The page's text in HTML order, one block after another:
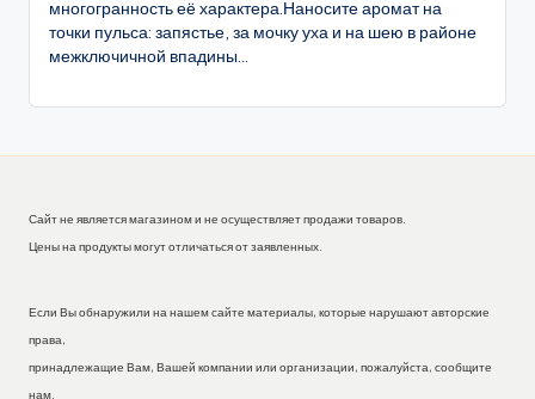
многогранность её характера.Наносите аромат на
точки пульса: запястье, за мочку уха и на шею в районе
межключичной впадины...
Сайт не является магазином и не осуществляет продажи товаров.
Цены на продукты могут отличаться от заявленных.
Если Вы обнаружили на нашем сайте материалы, которые нарушают авторские
права,
принадлежащие Вам, Вашей компании или организации, пожалуйста, сообщите
нам.